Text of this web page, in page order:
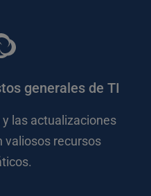
generales de TI
las actualizaciones
valiosos recursos